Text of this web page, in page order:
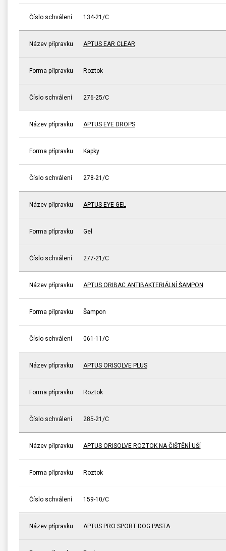
Číslo schválení 134-21/C
Název přípravku APTUS EAR CLEAR
Forma přípravku Roztok
Číslo schválení 276-25/C
Název přípravku APTUS EYE DROPS
Forma přípravku Kapky
Číslo schválení 278-21/C
Název přípravku APTUS EYE GEL
Forma přípravku Gel
Číslo schválení 277-21/C
Název přípravku APTUS ORIBAC ANTIBAKTERIÁLNÍ ŠAMPON
Forma přípravku Šampon
Číslo schválení 061-11/C
Název přípravku APTUS ORISOLVE PLUS
Forma přípravku Roztok
Číslo schválení 285-21/C
Název přípravku APTUS ORISOLVE ROZTOK NA ČIŠTĚNÍ UŠÍ
Forma přípravku Roztok
Číslo schválení 159-10/C
Název přípravku APTUS PRO SPORT DOG PASTA